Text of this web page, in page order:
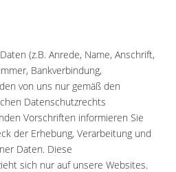
(z.B. Anrede, Name, Anschrift,
Bankverbindung,
von uns nur gemäß den
Datenschutzrechts
Vorschriften informieren Sie
der Erhebung, Verarbeitung und
Daten. Diese
sich nur auf unsere Websites.